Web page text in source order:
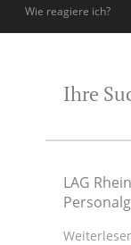
Wie reagiere ich?
Ihre
LAG